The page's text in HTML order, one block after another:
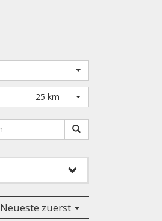
25 km
Neueste zuerst